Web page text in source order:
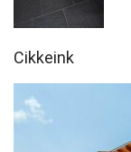
Cikkeink